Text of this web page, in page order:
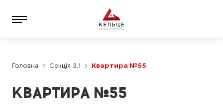
Головна Секція 3.1 Квартира №55
КВАРТИРА №55